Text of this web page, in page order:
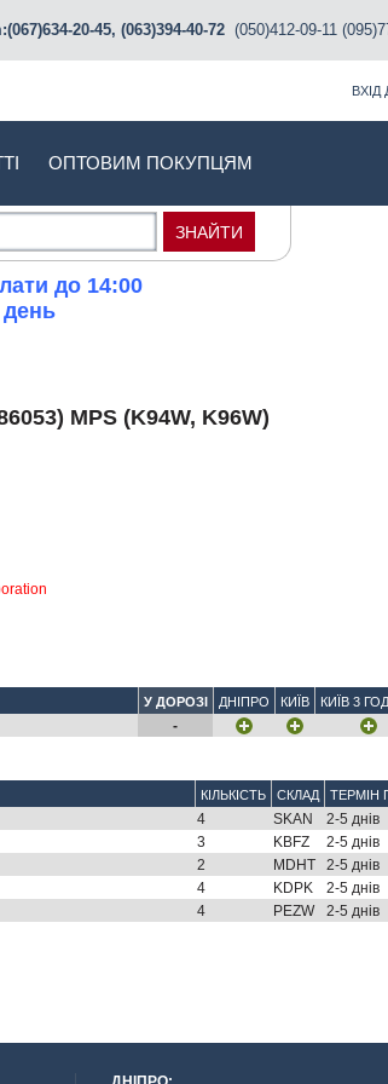
20-45, (063)394-40-72 (050)412-09-11
ВХІД
ОПТОВИМ ПОКУПЦЯМ
до 14:00
MPS (K94W, K96W)
У ДОРОЗІ ДНІПРО КИЇВ КИЇВ 3
-
КІЛЬКІСТЬ СКЛАД ТЕРМІН
4 SKAN 2-5 днів
3 KBFZ 2-5 днів
2 MDHT 2-5 днів
4 KDPK 2-5 днів
4 PEZW 2-5 днів